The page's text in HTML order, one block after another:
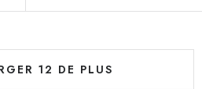
12 DE PLUS